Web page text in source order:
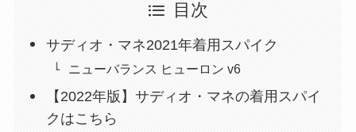
目次
サディオ・マネ2021年着用スパイク
ニューバランス ヒューロン v6
【2022年版】サディオ・マネの着用スパイ
クはこちら